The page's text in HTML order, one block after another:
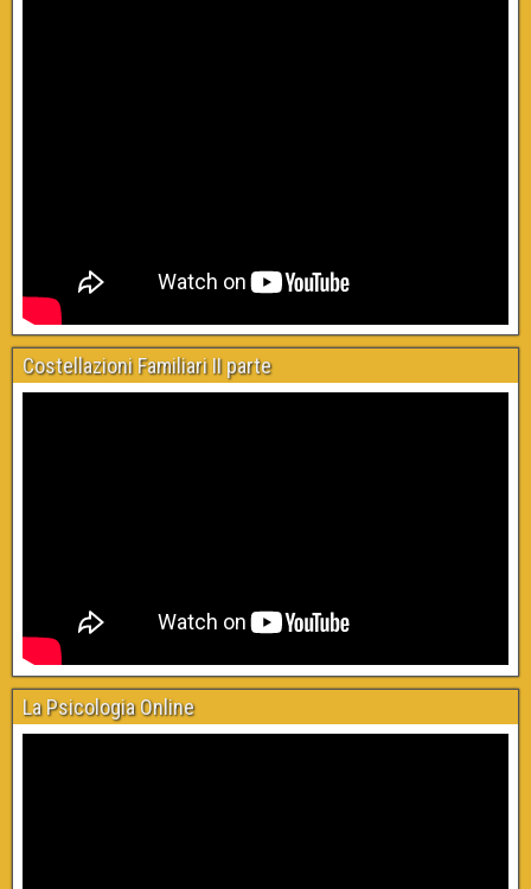
Costellazioni Familiari II parte
La Psicologia Online